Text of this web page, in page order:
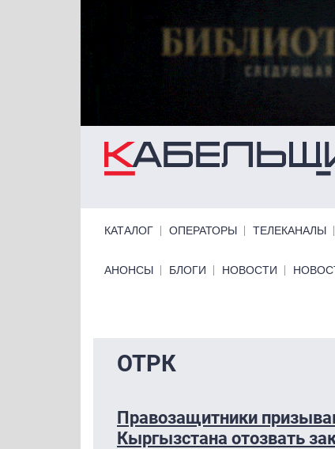
КАТАЛОГ ОПЕРАТОРЫ ТЕЛЕКАНАЛЫ
Primary links bottom
АНОНСЫ БЛОГИ НОВОСТИ
ОТРК
Правозащитники
Кыргызстана отозвать